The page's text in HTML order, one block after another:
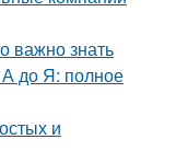
важно знать
А до Я: полное
и